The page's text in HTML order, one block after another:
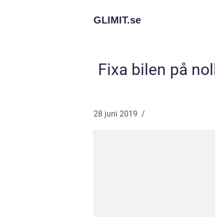
GLIMIT.se
Fixa bilen på
28 juni 2019